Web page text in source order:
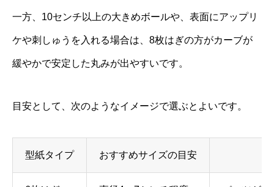
一方、10センチ以上の大きめボールや、表面にアップリ
ケや刺しゅうを入れる場合は、8枚はぎの方がカーブが
緩やかで安定した丸みが出やすいです。
目安として、次のようなイメージで選ぶとよいです。
型紙タイプ おすすめサイズの目安